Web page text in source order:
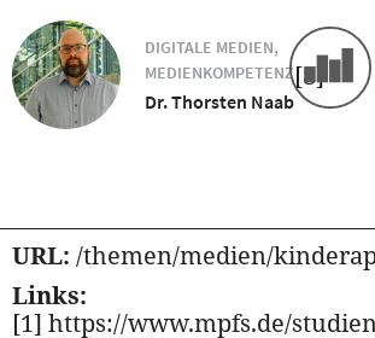
DIGITALE MEDIEN,
MEDIENKOMPETENZ
Dr. Thorsten Naab
[8]
URL: /themen/medien/
Links:
[1] https://www.mpfs.de/